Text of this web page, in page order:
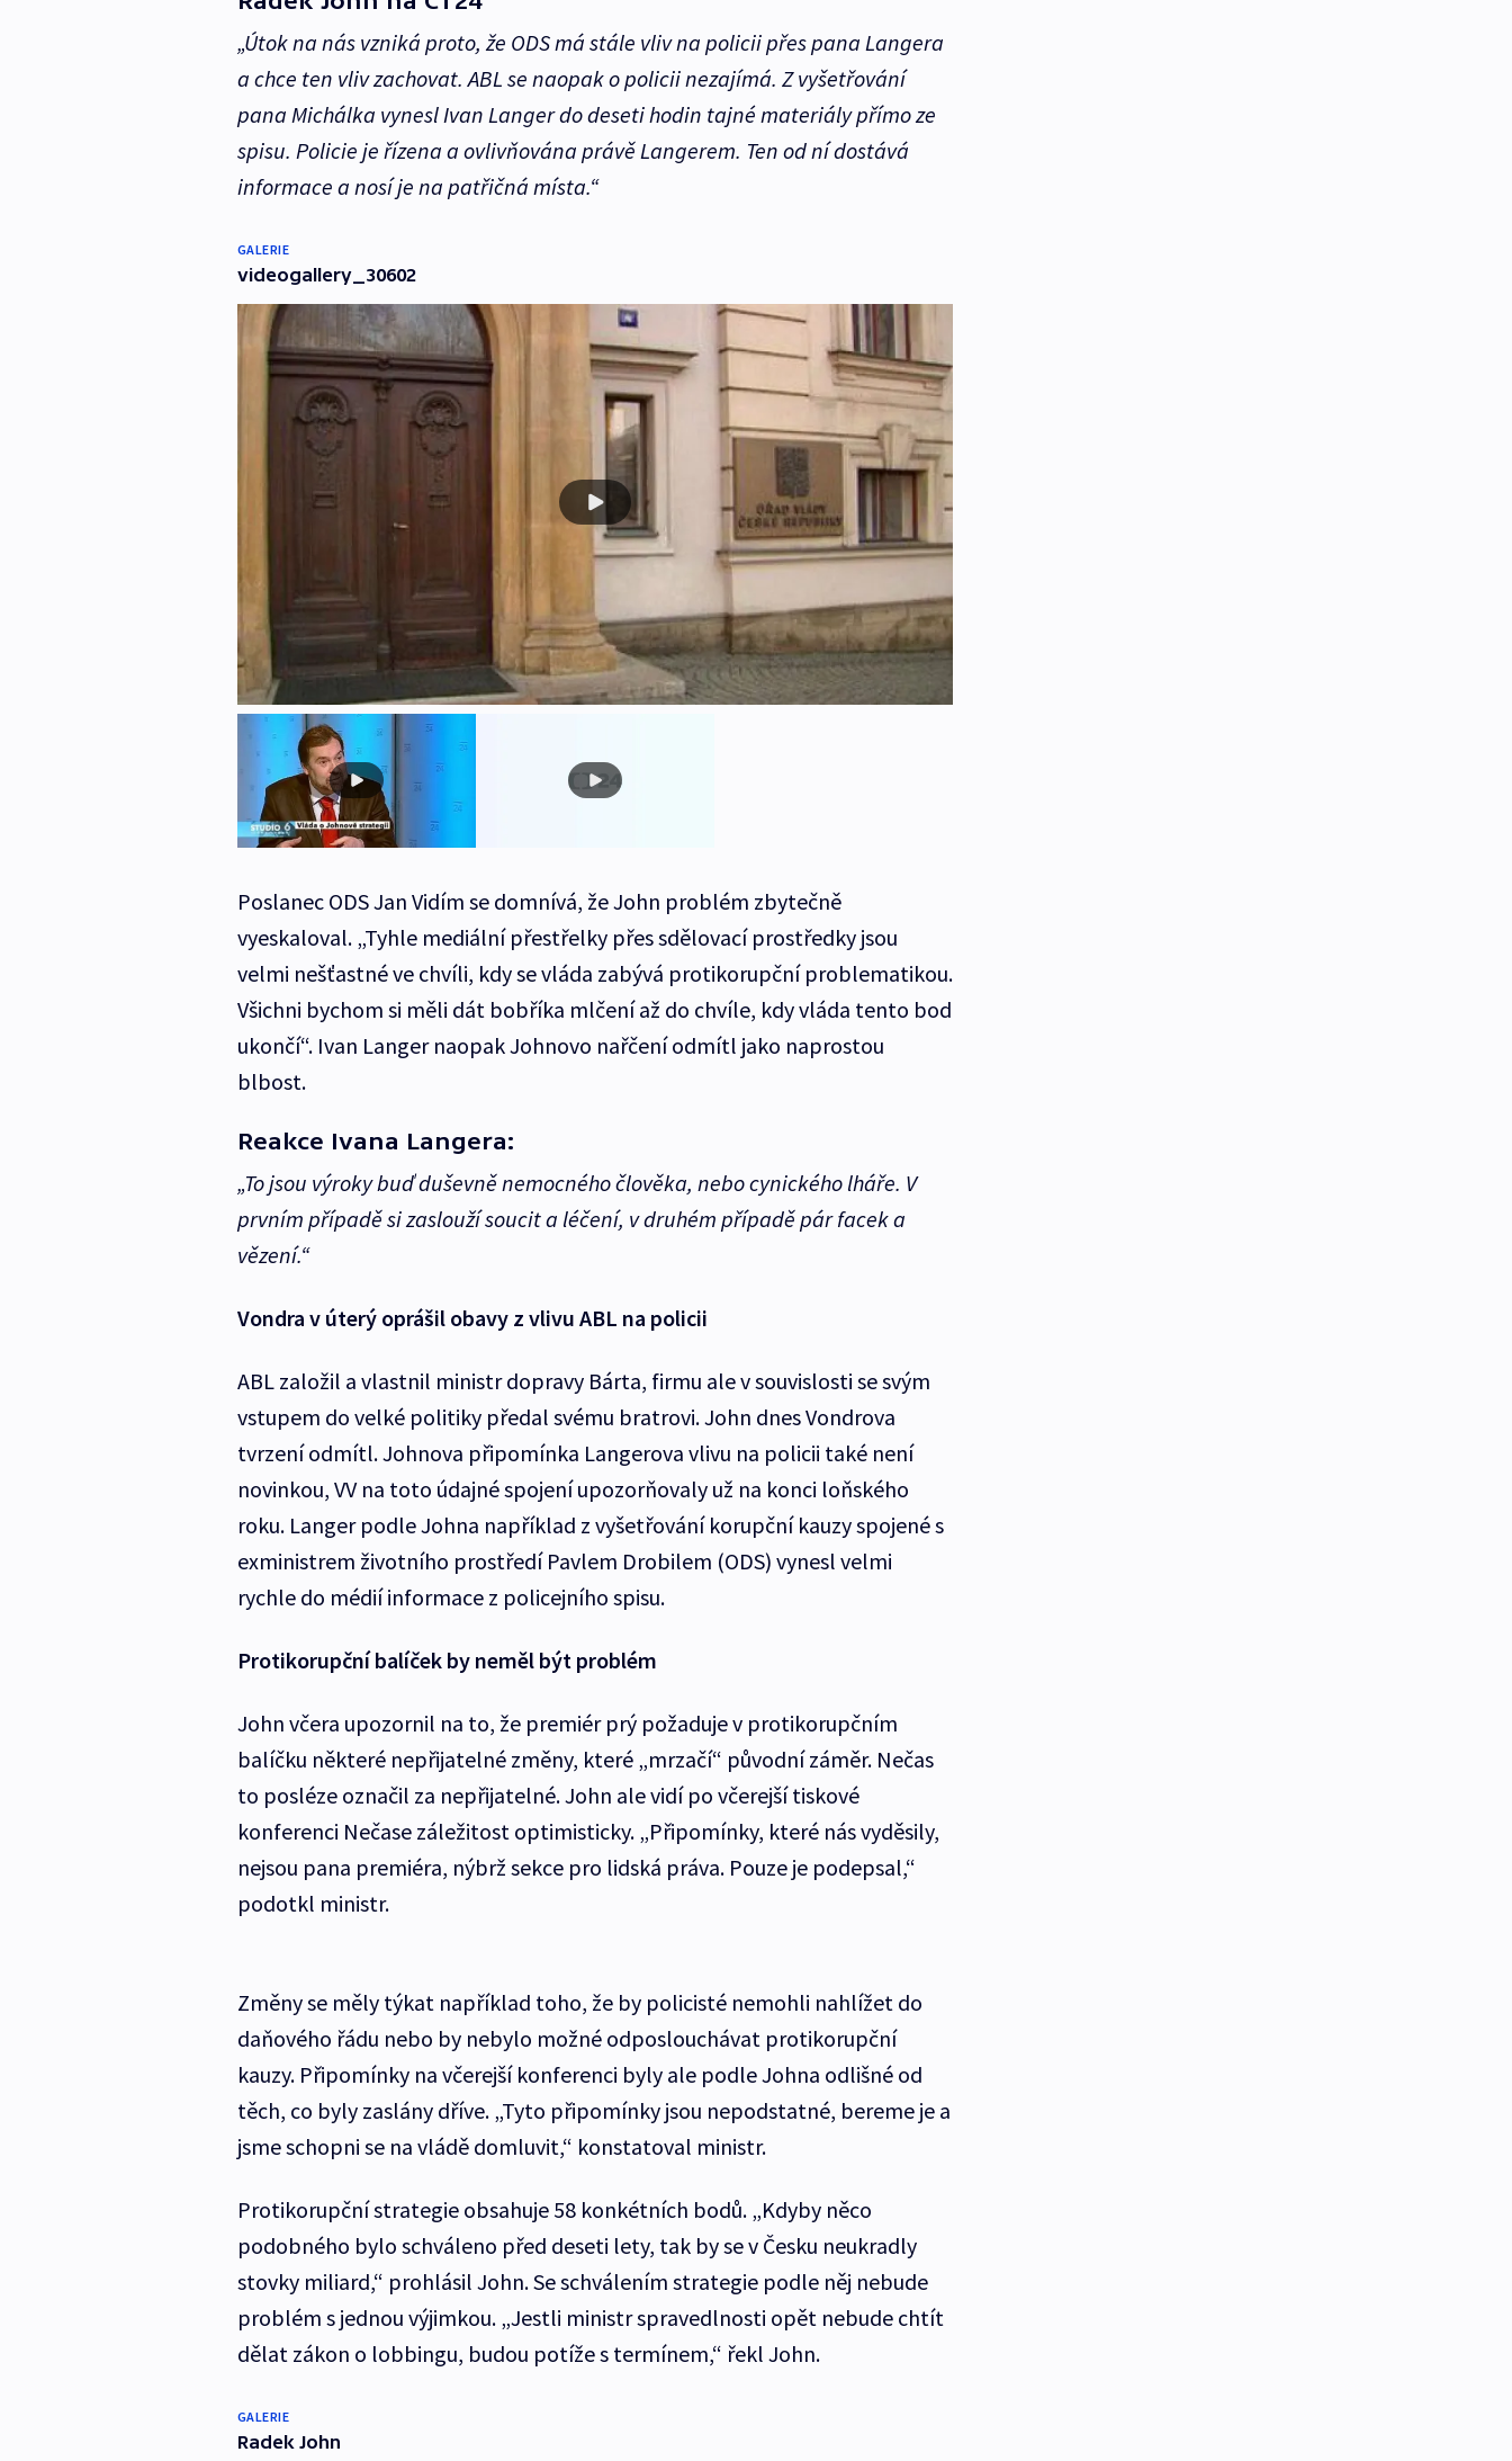
„Útok na nás vzniká proto, že ODS má stále vliv na policii přes pana Langera
a chce ten vliv zachovat. ABL se naopak o policii nezajímá. Z vyšetřování
pana Michálka vynesl Ivan Langer do deseti hodin tajné materiály přímo ze
spisu. Policie je řízena a ovlivňována právě Langerem. Ten od ní dostává
informace a nosí je na patřičná místa.“
GALERIE
videogallery_30602
Poslanec ODS Jan Vidím se domnívá, že John problém zbytečně
vyeskaloval. „Tyhle mediální přestřelky přes sdělovací prostředky jsou
velmi nešťastné ve chvíli, kdy se vláda zabývá protikorupční problematikou.
Všichni bychom si měli dát bobříka mlčení až do chvíle, kdy vláda tento bod
ukončí“. Ivan Langer naopak Johnovo nařčení odmítl jako naprostou
blbost.
Reakce Ivana Langera:
„To jsou výroky buď duševně nemocného člověka, nebo cynického lháře. V
prvním případě si zaslouží soucit a léčení, v druhém případě pár facek a
vězení.“
Vondra v úterý oprášil obavy z vlivu ABL na policii
ABL založil a vlastnil ministr dopravy Bárta, firmu ale v souvislosti se svým
vstupem do velké politiky předal svému bratrovi. John dnes Vondrova
tvrzení odmítl. Johnova připomínka Langerova vlivu na policii také není
novinkou, VV na toto údajné spojení upozorňovaly už na konci loňského
roku. Langer podle Johna například z vyšetřování korupční kauzy spojené s
exministrem životního prostředí Pavlem Drobilem (ODS) vynesl velmi
rychle do médií informace z policejního spisu.
Protikorupční balíček by neměl být problém
John včera upozornil na to, že premiér prý požaduje v protikorupčním
balíčku některé nepřijatelné změny, které „mrzačí“ původní záměr. Nečas
to posléze označil za nepřijatelné. John ale vidí po včerejší tiskové
konferenci Nečase záležitost optimisticky. „Připomínky, které nás vyděsily,
nejsou pana premiéra, nýbrž sekce pro lidská práva. Pouze je podepsal,“
podotkl ministr.
Změny se měly týkat například toho, že by policisté nemohli nahlížet do
daňového řádu nebo by nebylo možné odposlouchávat protikorupční
kauzy. Připomínky na včerejší konferenci byly ale podle Johna odlišné od
těch, co byly zaslány dříve. „Tyto připomínky jsou nepodstatné, bereme je a
jsme schopni se na vládě domluvit,“ konstatoval ministr.
Protikorupční strategie obsahuje 58 konkétních bodů. „Kdyby něco
podobného bylo schváleno před deseti lety, tak by se v Česku neukradly
stovky miliard,“ prohlásil John. Se schválením strategie podle něj nebude
problém s jednou výjimkou. „Jestli ministr spravedlnosti opět nebude chtít
dělat zákon o lobbingu, budou potíže s termínem,“ řekl John.
GALERIE
Radek John